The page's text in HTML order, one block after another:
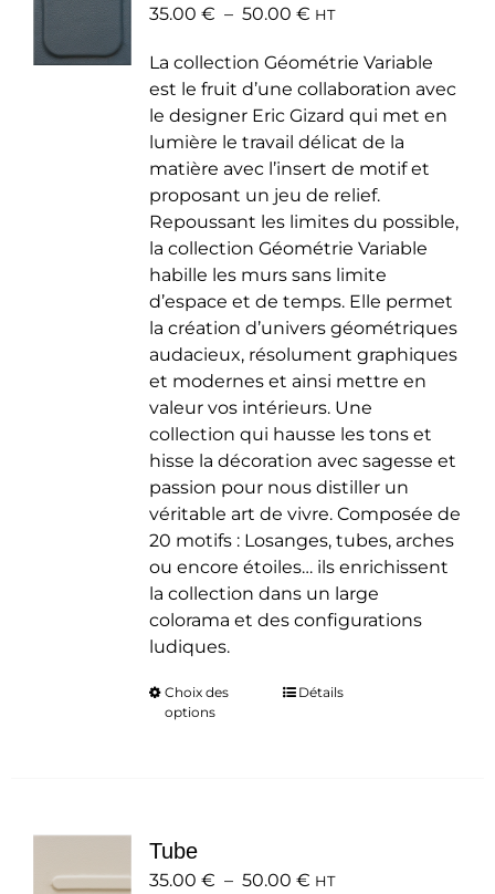
peuvent
choisies
sur
la
page
du
produit
35.00 € – 50.00 €Plage
prix :
35.00 €
à
50.00 €
HT
La collection Géométrie Variable
est le fruit d’une collaboration avec
le designer Eric Gizard qui met en
lumière le travail délicat de la
matière avec l’insert de motif et
proposant un jeu de relief.
Repoussant les limites du possible,
la collection Géométrie Variable
habille les murs sans limite
d’espace et de temps. Elle permet
la création d’univers géométriques
audacieux, résolument graphiques
et modernes et ainsi mettre en
valeur vos intérieurs. Une
collection qui hausse les tons et
hisse la décoration avec sagesse et
passion pour nous distiller un
véritable art de vivre. Composée de
20 motifs : Losanges, tubes, arches
ou encore étoiles… ils enrichissent
la collection dans un large
colorama et des configurations
ludiques.
Choix des
options
Ce
peuvent
Détails
Tube
35.00 € – 50.00 €Plage
HT